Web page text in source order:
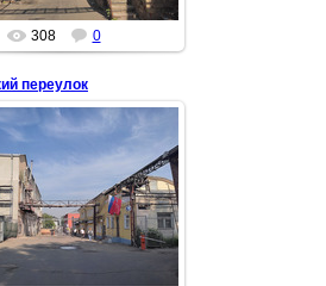
308 0
переулок
14 Июн 2022
время свободный проход и
по участку Гжельского
был закрыт, поскольку
переулка находилась...
Okora